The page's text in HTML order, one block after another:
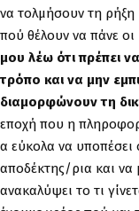
να τολμήσουν τη
πού θέλουν να πάνε οι
μου λέω ότι πρέπει
τρόπο και να μην
διαμορφώνουν τη
εποχή που η
α εύκολα να υποπέσει
αποδέκτης/ρια και
ανακαλύψει το τι